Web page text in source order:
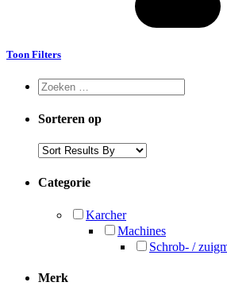
Toon Filters
Sorteren op
Categorie
Karcher
Machines
Schrob- /
Merk